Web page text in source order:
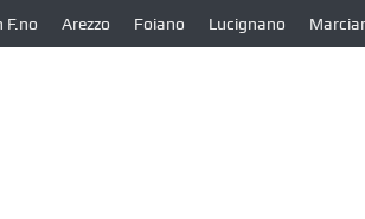
F.no Arezzo Foiano Lucignano